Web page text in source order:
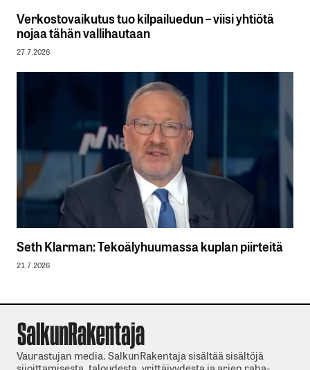
Verkostovaikutus tuo kilpailuedun – viisi yhtiötä
nojaa tähän vallihautaan
27.7.2026
Seth Klarman: Tekoälyhuumassa kuplan piirteitä
21.7.2026
Vaurastujan media. SalkunRakentaja sisältää sisältöjä